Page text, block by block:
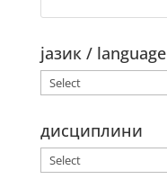
јазик / language
дисциплини